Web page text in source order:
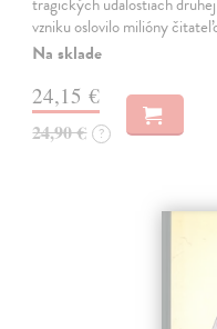
vzniku oslovilo milióny
Na sklade
24,15 €
24,90 € ?